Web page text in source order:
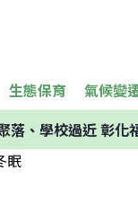
生態保育 氣候變
落、學校過近 彰化